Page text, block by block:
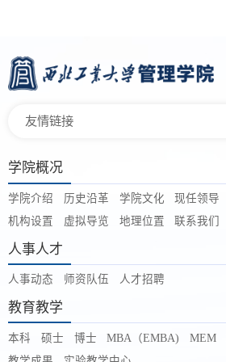
友情链接
学院概况
学院介绍 历史沿革 学院文化 现任领导
机构设置
虚拟导览 地理位置 联系我们
人事人才
人事动态 师资队伍 人才招聘
教育教学
本科 硕士 博士 MBA（EMBA) MEM